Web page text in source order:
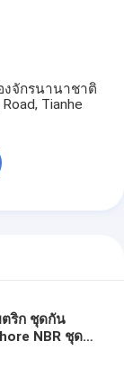
งจักรนานาชาติ
Tianhe
ตริก ชุดกัน
NBR ชุด